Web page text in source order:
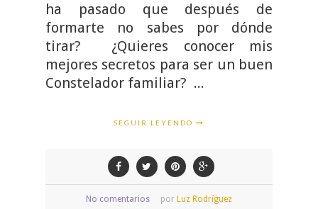
ha pasado que después de
formarte no sabes por dónde
tirar? ¿Quieres conocer mis
mejores secretos para ser un buen
Constelador familiar? ...
SEGUIR LEYENDO
No comentarios por Luz Rodríguez